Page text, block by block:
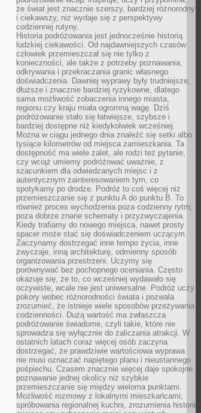
że świat jest znacznie szerszy, bardziej różnorodny
i ciekawszy, niż wydaje się z perspektywy
codziennej rutyny.
Historia podróżowania jest jednocześnie historią
ludzkiej ciekawości. Od najdawniejszych czasów
człowiek przemieszczał się nie tylko z
konieczności, ale także z potrzeby poznawania,
odkrywania i przekraczania granic własnego
doświadczenia. Dawniej wyprawy były trudniejsze,
dłuższe i znacznie bardziej ryzykowne, dlatego
sama możliwość zobaczenia innego miasta,
regionu czy kraju miała ogromną wagę. Dziś
podróżowanie stało się łatwiejsze, szybsze i
bardziej dostępne niż kiedykolwiek wcześniej.
Można w ciągu jednego dnia znaleźć się setki albo
tysiące kilometrów od miejsca zamieszkania. Ta
dostępność ma wiele zalet, ale rodzi też pytanie,
czy wciąż umiemy podróżować uważnie, z
szacunkiem dla odwiedzanych miejsc i z
autentycznym zainteresowaniem tym, co
spotykamy po drodze. Podróż to coś więcej niż
przemieszczanie się z punktu A do punktu B. To
również proces wychodzenia poza codzienny rytm,
poza dobrze znane schematy i przyzwyczajenia.
Kiedy trafiamy do nowego miejsca, nawet prosty
spacer może stać się doświadczeniem uczącym.
Zaczynamy dostrzegać inne tempo życia, inne
zwyczaje, inną architekturę, odmienny sposób
organizowania przestrzeni. Uczymy się
porównywać bez pochopnego oceniania. Często
okazuje się, że to, co wcześniej wydawało się
oczywiste, wcale nie jest uniwersalne. Podróż uczy
pokory wobec różnorodności świata i pozwala
zrozumieć, że istnieje wiele sposobów przeżywania
codzienności. Dużą wartość ma zwłaszcza
podróżowanie świadome, czyli takie, które nie
sprowadza się wyłącznie do zaliczania atrakcji. W
ostatnich latach coraz więcej osób zaczyna
dostrzegać, że prawdziwie wartościowa wyprawa
nie musi oznaczać napiętego planu i nieustannego
pośpiechu. Czasem znacznie więcej daje spokojne
poznawanie jednej okolicy niż szybkie
przemieszczanie się między wieloma punktami.
Możliwość rozmowy z lokalnymi mieszkańcami,
spróbowania regionalnej kuchni, zrozumienia historii